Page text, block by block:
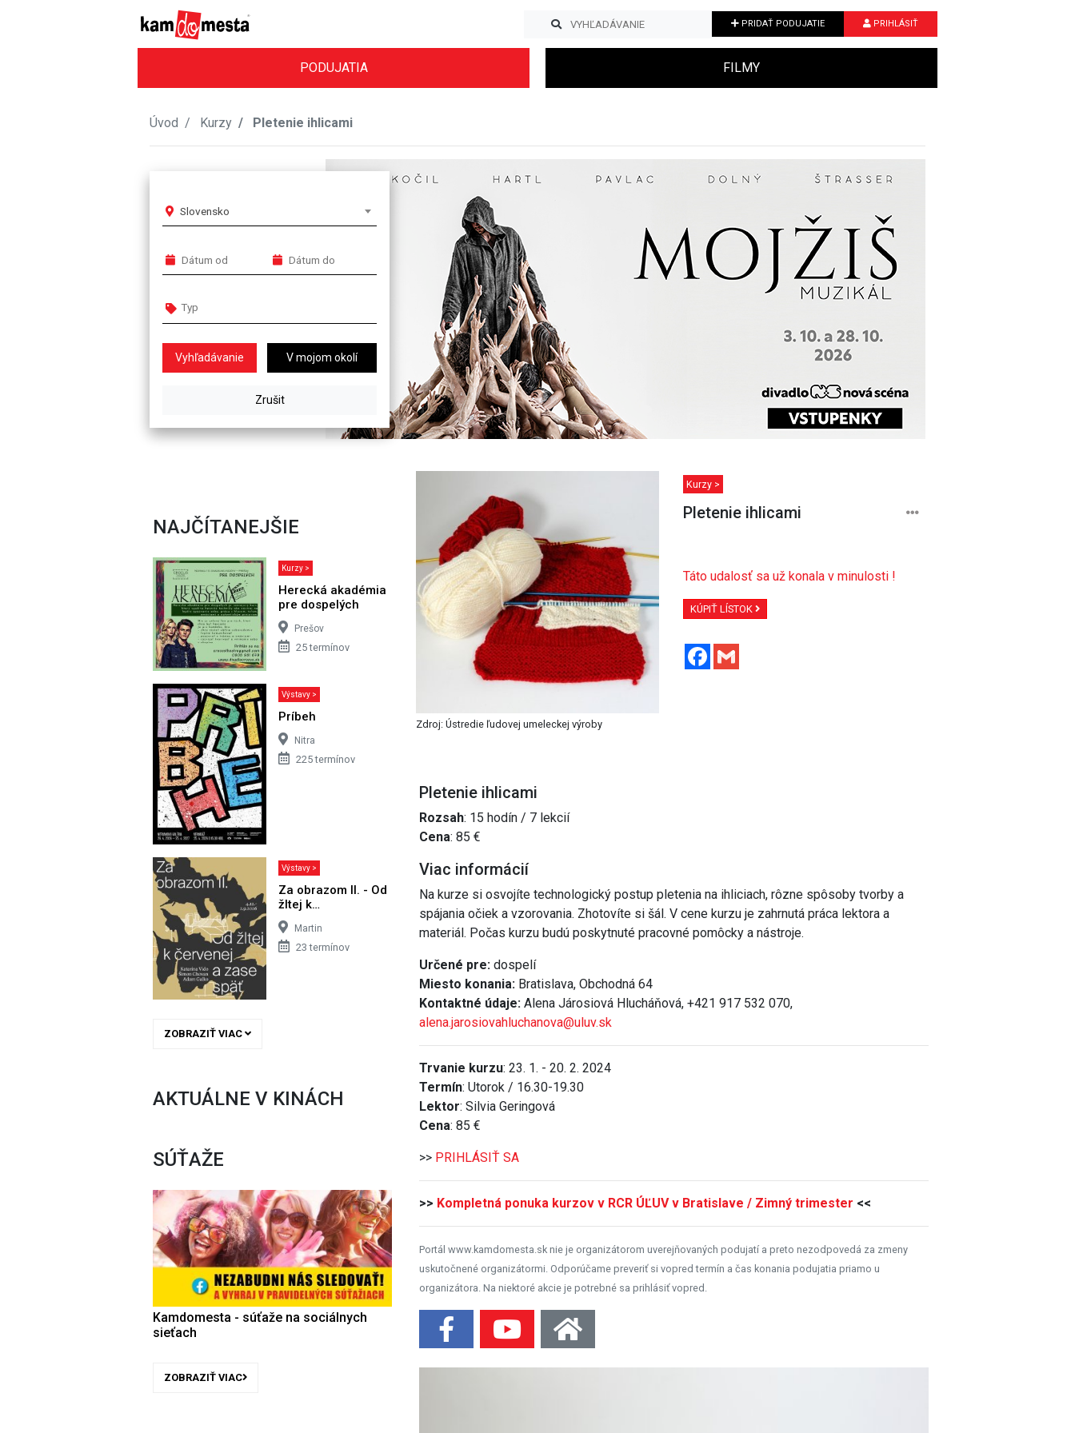
PRIDAŤ PODUJATIE PRIHLÁSIŤ
PODUJATIA FILMY
Úvod Kurzy Pletenie ihlicami
Slovensko
V mojom okolí
NAJČÍTANEJŠIE
Kurzy >
Herecká akadémia
pre dospelých
Prešov
25 termínov
Výstavy >
Príbeh
Nitra
225 termínov
Výstavy >
Za obrazom II. - Od
žltej k…
Martin
23 termínov
ZOBRAZIŤ VIAC
AKTUÁLNE V KINÁCH
SÚŤAŽE
Kamdomesta - súťaže na sociálnych
sieťach
ZOBRAZIŤ VIAC
Zdroj: Ústredie ľudovej umeleckej výroby
Kurzy >
Pletenie ihlicami
Táto udalosť sa už konala v minulosti !
KÚPIŤ LÍSTOK
Facebook
Pletenie ihlicami
Rozsah: 15 hodín / 7 lekcií
Cena: 85 €
Viac informácií
Na kurze si osvojíte technologický postup pletenia na ihliciach, rôzne spôsoby tvorby a
spájania očiek a vzorovania. Zhotovíte si šál. V cene kurzu je zahrnutá práca lektora a
materiál. Počas kurzu budú poskytnuté pracovné pomôcky a nástroje.
Určené pre:dospelí
Miesto konania: Bratislava, Obchodná 64
Kontaktné údaje: Alena Járosiová Hlucháňová, +421 917 532 070,
alena.jarosiovahluchanova@uluv.sk
Trvanie kurzu: 23. 1. - 20. 2. 2024
Termín: Utorok / 16.30-19.30
Lektor: Silvia Geringová
Cena: 85 €
>> PRIHLÁSIŤ SA
>> Kompletná ponuka kurzov v RCR ÚĽUV v Bratislave / Zimný trimester <<
Portál www.kamdomesta.sk nie je organizátorom uverejňovaných podujatí a preto nezodpovedá za zmeny
uskutočnené organizátormi. Odporúčame preveriť si vopred termín a čas konania podujatia priamo u
organizátora. Na niektoré akcie je potrebné sa prihlásiť vopred.